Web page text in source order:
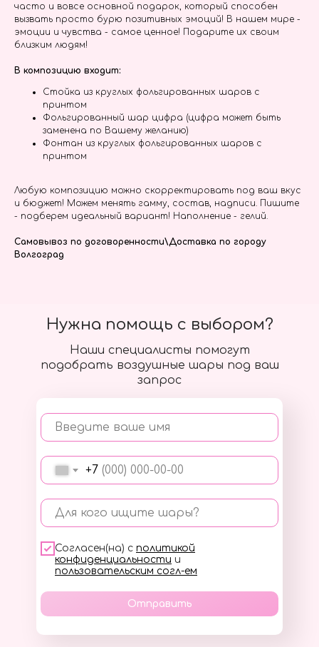
часто и вовсе основной подарок, который способен
вызвать просто бурю позитивных эмоций! В нашем мире -
эмоции и чувства - самое ценное! Подарите их своим
близким людям!
В композицию входит:
Стойка из круглых фольгированных шаров с
принтом
Фольгированный шар цифра (цифра может быть
заменена по Вашему желанию)
Фонтан из круглых фольгированных шаров с
принтом
Любую композицию можно скорректировать под ваш вкус
и бюджет! Можем менять гамму, состав, надписи. Пишите
- подберем идеальный вариант! Наполнение - гелий.
Самовывоз по договоренности\Доставка по городу
Волгоград
Наши специалисты помогут
подобрать воздушные шары под ваш
запрос
Введите ваше имя
+7
Для кого ищите шары?
Согласен(на) с политикой
конфиденциальности и
пользовательским согл-ем
Отправить
Нужна помощь с выбором?